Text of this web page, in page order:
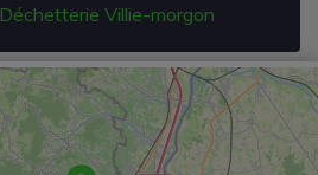
Déchetterie Villie-morgon